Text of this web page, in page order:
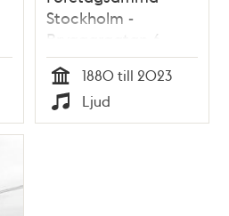
Stockholm -
Bryggargatan 6,
Karolina Widerström
Tid
1880 till 2023
Typ
Ljud